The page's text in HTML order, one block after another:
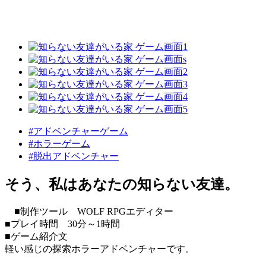
#アドベンチャーゲーム
#ホラーゲーム
#脱出アドベンチャー
そう、私はあなたの知らない友達。
■制作ツール WOLF RPGエディター
■プレイ時間 30分～1時間
■ゲーム紹介文
軽い感じの探索ホラーアドベンチャーです。